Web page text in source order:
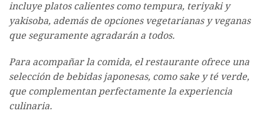
incluye platos calientes como tempura, teriyaki y
yakisoba, además de opciones vegetarianas y veganas
que seguramente agradarán a todos.
Para acompañar la comida, el restaurante ofrece una
selección de bebidas japonesas, como sake y té verde,
que complementan perfectamente la experiencia
culinaria.